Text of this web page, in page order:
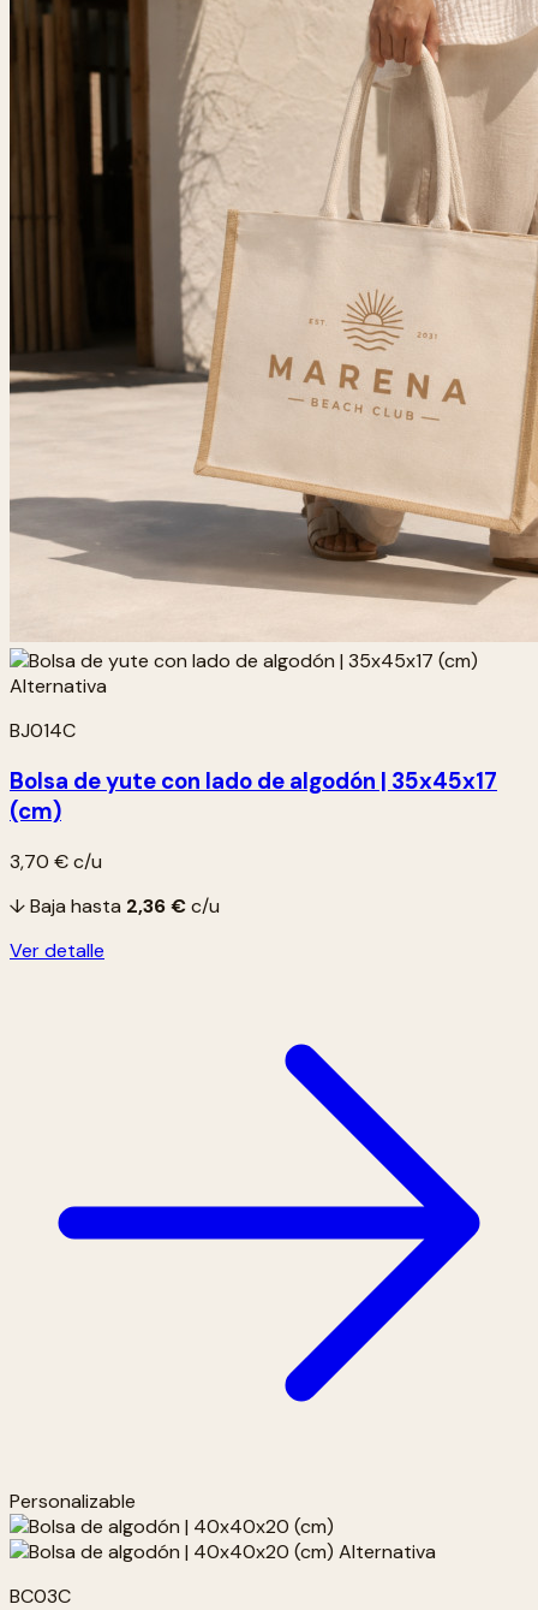
BJ014C
Bolsa de yute con lado de algodón | 35x45x17
(cm)
3,70 €c/u
↓ Baja hasta 2,36 €c/u
Ver detalle
Personalizable
BC03C